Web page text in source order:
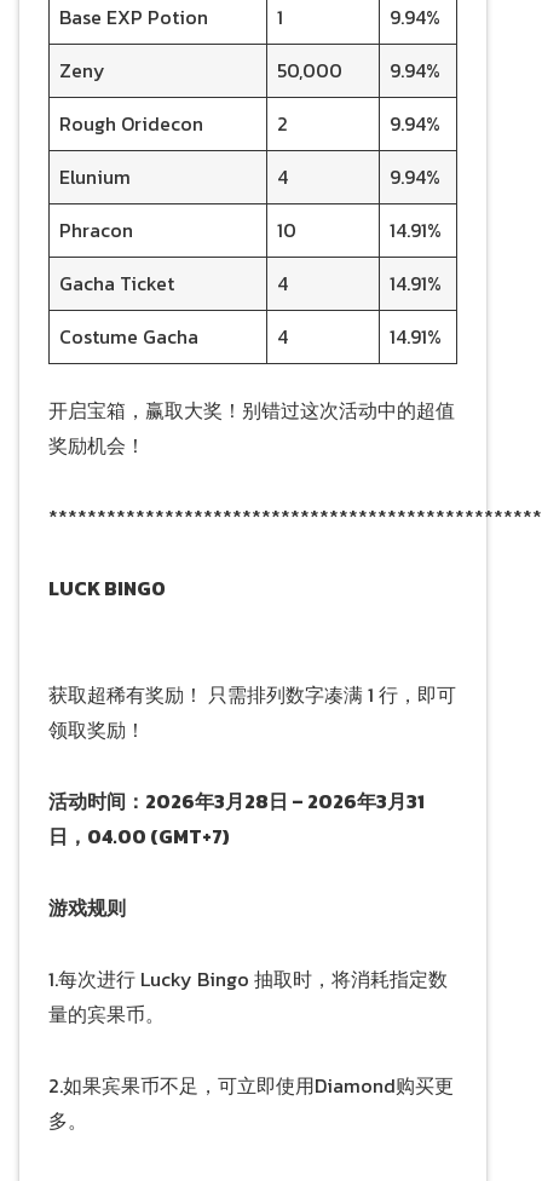
Base EXP Potion 1
9.94%
Zeny
50,000
9.94%
Rough Oridecon
2
9.94%
Elunium
4
9.94%
Phracon
10
14.91%
Gacha Ticket
4
14.91%
Costume Gacha
4 14.91%
开启宝箱，赢取大奖！别错过这次活动中的超值
奖励机会！
LUCK BINGO
获取超稀有奖励！ 只需排列数字凑满 1 行，即可
领取奖励！
活动时间：2026年3月28日 – 2026年3月31
日，04.00 (GMT+7)
游戏规则
1.每次进行 Lucky Bingo 抽取时，将消耗指定数
量的宾果币。
2.如果宾果币不足，可立即使用Diamond购买更
多。